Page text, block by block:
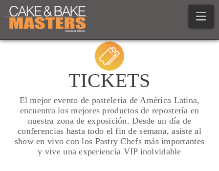
TICKETS
El mejor evento de pastelería de América Latina,
encuentra los mejores productos de repostería en
nuestra zona de exposición. Desde un día de
conferencias hasta todo el fin de semana, asiste al
show en vivo con los Pastry Chefs más importantes
y vive una experiencia VIP inolvidable